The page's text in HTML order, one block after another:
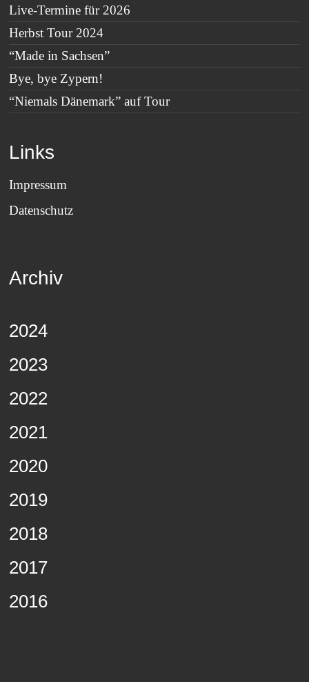
Live-Termine für 2026
Herbst Tour 2024
“Made in Sachsen”
Bye, bye Zypern!
“Niemals Dänemark” auf Tour
Links
Impressum
Datenschutz
Archiv
2024
2023
2022
2021
2020
2019
2018
2017
2016